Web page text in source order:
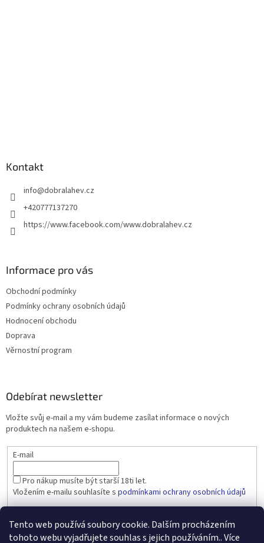
Tento web používá soubory cookie. Dalším procházením
tohoto webu vyjadřujete souhlas s jejich používáním.. Více
Kontakt
info@dobralahev.cz
+420777137270
https://www.facebook.com/www.dobralahev.cz
Informace pro vás
Obchodní podmínky
Podmínky ochrany osobních údajů
Hodnocení obchodu
Doprava
Věrnostní program
Odebírat newsletter
Vložte svůj e-mail a my vám budeme zasílat informace o nových
produktech na našem e-shopu.
E-mail
Pro nákup musíte být starší 18ti let.
Vložením e-mailu souhlasíte s podmínkami ochrany osobních údajů
PŘIHLÁSIT SE